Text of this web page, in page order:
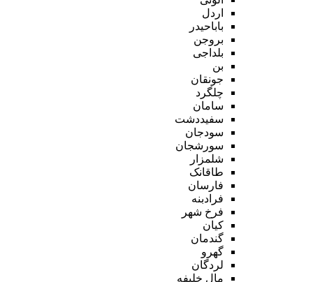
اردل
باباحیدر
بروجن
بلداجی
بن
جونقان
چلگرد
سامان
سفیددشت
سودجان
سورشجان
شلمزار
طاقانک
فارسان
فرادبنه
فرخ شهر
کیان
گندمان
گهرو
لردگان
مال خلیفه